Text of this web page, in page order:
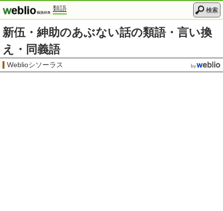
類語 検索
新伍・紳助のあぶない話の類語・言い換
え・同義語
Weblioシソーラス